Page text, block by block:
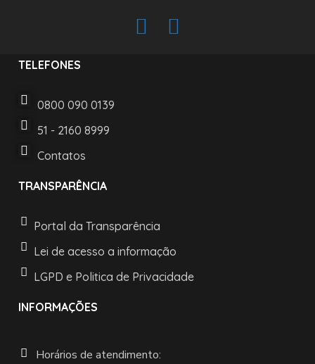
TELEFONES
0800 090 0139
51 - 2160 8999
Contatos
TRANSPARÊNCIA
Portal da Transparência
Lei de acesso a informação
LGPD e Politica de Privacidade
INFORMAÇÕES
Horários de atendimento: